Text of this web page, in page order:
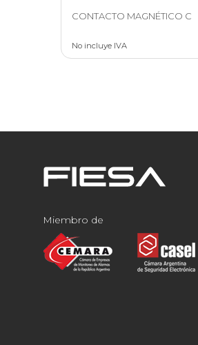
CONTACTO MAGNÉTICO C
No incluye IVA
Miembro de